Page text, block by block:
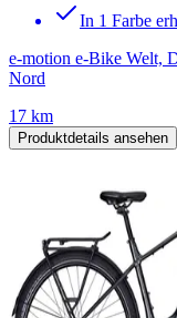
In 1 Farbe
e-motion e-Bike Welt,
Nord
17 km
Produktdetails ansehen